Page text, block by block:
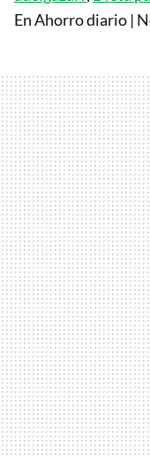
En Ahorro diario |